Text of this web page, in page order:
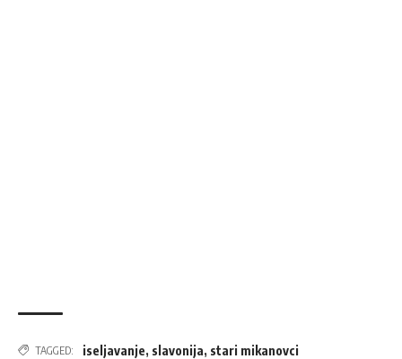
TAGGED: iseljavanje, slavonija, stari mikanovci